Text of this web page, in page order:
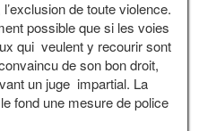
de toute violence.
possible que si les voies
qui veulent y recourir sont
de son bon droit,
un juge impartial. La
fond une mesure de police